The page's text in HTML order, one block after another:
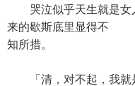
哭泣似乎天生就是女
来的歇斯底里显得不
知所措。
「清，对不起，我